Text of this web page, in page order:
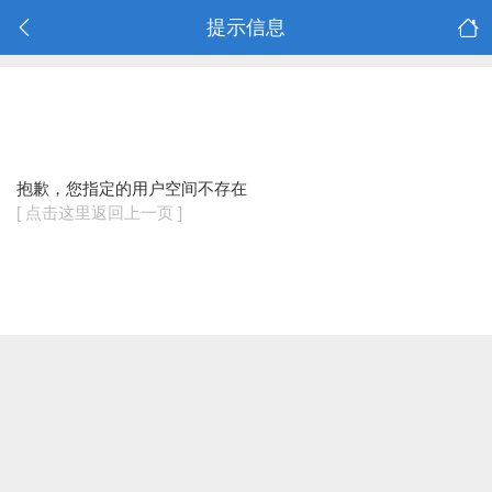
提示信息
抱歉，您指定的用户空间不存在
[ 点击这里返回上一页 ]